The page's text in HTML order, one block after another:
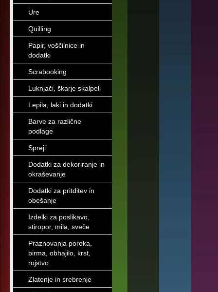
Ure
Quilling
Papir, voščilnice in
dodatki
Scrabooking
Luknjači, škarje skalpeli
Lepila, laki in dodatki
Barve za različne
podlage
Spreji
Dodatki za dekoriranje in
okraševanje
Dodatki za pritditev in
obešanje
Izdelki za poslikavo,
stiropor, mila, sveče
Praznovanja poroka,
birma, obhajilo, krst,
rojstvo
Zlatenje in srebrenje